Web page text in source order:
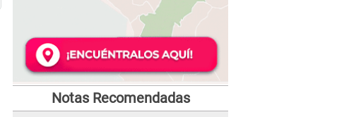
Notas Recomendadas